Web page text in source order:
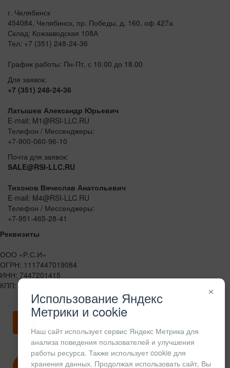
г. Челябинск
454084, Челябинск, пр. Победы, д. 160, оф 427а
Склад: Кожзаводская 108А
Тел: +7 (351) 248-24-36
График работы: Пн-Пт, с 10.00 до 18.00
Для заявок:
+7 (351) 248-24-36
Латышев Александр Юрьевич
E-mail: M1@RSI-LLC.RU
Телефон / Мессенджеры:
+7-900-060-96-10
Почта для заявок:
SALE@RSI-LLC.RU
Тихонов Вячеслав Анатольевич
E-mail: M4@RSI-LLC.RU
Телефон / Мессенджеры:
+7-951-465-28-41
Реквизиты
ООО «Р.С.И»
ОГРН: 1117447019084
ИНН: 7447201415
КПП: 744701001
Скачать карточку предприятия
×
Использование Яндекс
Метрики и cookie
Наш сайт использует сервис Яндекс Метрика для
анализа поведения пользователей и улучшения
работы ресурса. Также использует cookie для
хранения данных. Продолжая использовать сайт, Вы